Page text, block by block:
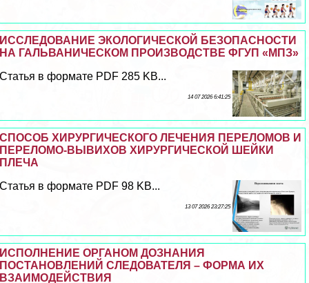
ИССЛЕДОВАНИЕ ЭКОЛОГИЧЕСКОЙ БЕЗОПАСНОСТИ
НА ГАЛЬВАНИЧЕСКОМ ПРОИЗВОДСТВЕ ФГУП «МПЗ»
Статья в формате PDF 285 KB...
14 07 2026 6:41:25
СПОСОБ ХИРУРГИЧЕСКОГО ЛЕЧЕНИЯ ПЕРЕЛОМОВ И
ПЕРЕЛОМО-ВЫВИХОВ ХИРУРГИЧЕСКОЙ ШЕЙКИ
ПЛЕЧА
Статья в формате PDF 98 KB...
13 07 2026 23:27:25
ИСПОЛНЕНИЕ ОРГАНОМ ДОЗНАНИЯ
ПОСТАНОВЛЕНИЙ СЛЕДОВАТЕЛЯ – ФОРМА ИХ
ВЗАИМОДЕЙСТВИЯ